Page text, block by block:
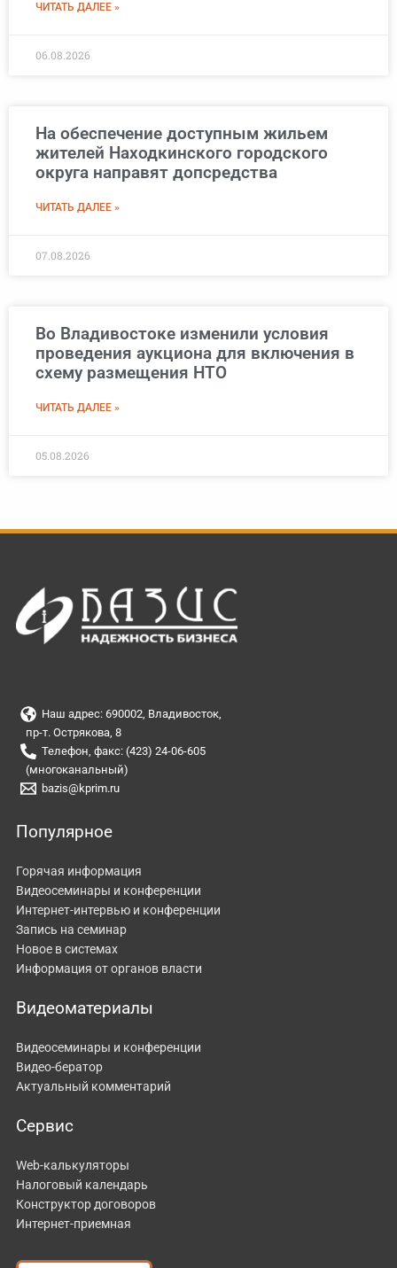
ЧИТАТЬ ДАЛЕЕ »
06.08.2026
На обеспечение доступным жильем
жителей Находкинского городского
округа направят допсредства
ЧИТАТЬ ДАЛЕЕ »
07.08.2026
Во Владивостоке изменили условия
проведения аукциона для включения в
схему размещения НТО
ЧИТАТЬ ДАЛЕЕ »
05.08.2026
Наш адрес: 690002, Владивосток,
пр-т. Острякова, 8
Телефон, факс: (423) 24-06-605
(многоканальный)
bazis@kprim.ru
Популярное
Горячая информация
Видеосеминары и конференции
Интернет-интервью и конференции
Запись на семинар
Новое в системах
Информация от органов власти
Видеоматериалы
Видеосеминары и конференции
Видео-бератор
Актуальный комментарий
Сервис
Web-калькуляторы
Налоговый календарь
Конструктор договоров
Интернет-приемная